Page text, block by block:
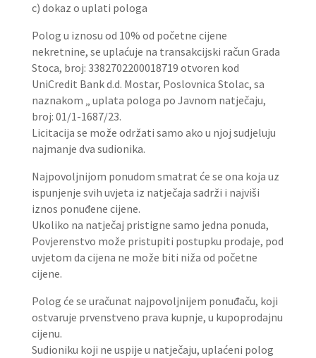
c) dokaz o uplati pologa
Polog u iznosu od 10% od početne cijene
nekretnine, se uplaćuje na transakcijski račun Grada
Stoca, broj: 3382702200018719 otvoren kod
UniCredit Bank d.d. Mostar, Poslovnica Stolac, sa
naznakom „ uplata pologa po Javnom natječaju,
broj: 01/1-1687/23.
Licitacija se može održati samo ako u njoj sudjeluju
najmanje dva sudionika.
Najpovoljnijom ponudom smatrat će se ona koja uz
ispunjenje svih uvjeta iz natječaja sadrži i najviši
iznos ponuđene cijene.
Ukoliko na natječaj pristigne samo jedna ponuda,
Povjerenstvo može pristupiti postupku prodaje, pod
uvjetom da cijena ne može biti niža od početne
cijene.
Polog će se uračunat najpovoljnijem ponuđaču, koji
ostvaruje prvenstveno prava kupnje, u kupoprodajnu
cijenu.
Sudioniku koji ne uspije u natječaju, uplaćeni polog